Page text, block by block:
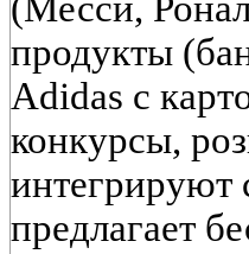
продукты
Adidas с
конкурсы,
интегрируют
предлагает